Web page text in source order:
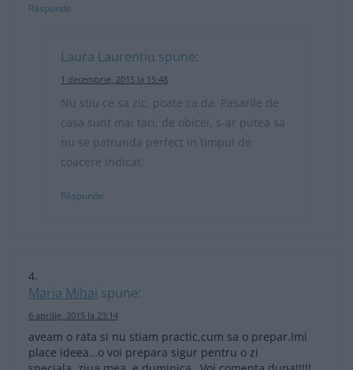
Răspunde
Laura Laurentiu spune:
1 decembrie, 2015 la 15:48
Nu stiu ce sa zic, poate ca da. Pasarile de
casa sunt mai tari, de obicei, s-ar putea sa
nu se patrunda perfect in timpul de
coacere indicat.
Răspunde
Maria Mihai spune:
6 aprilie, 2015 la 23:14
aveam o rata si nu stiam practic,cum sa o prepar.Imi
place ideea…o voi prepara sigur pentru o zi